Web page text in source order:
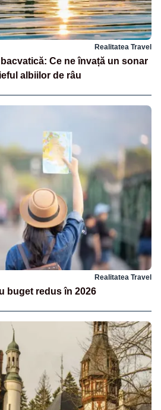
Realitatea Travel
Ce ne învață un sonar
albiilor de râu
Realitatea Travel
buget redus în 2026